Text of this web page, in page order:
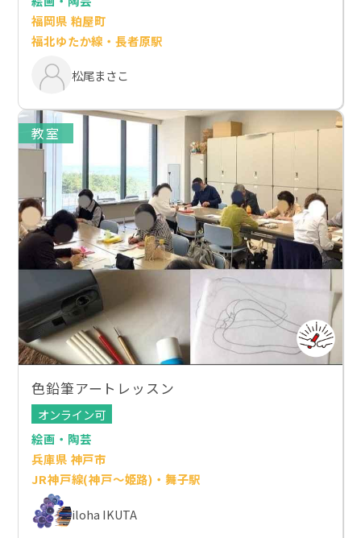
福岡県 粕屋町
福北ゆたか線・長者原駅
松尾まさこ
教室
色鉛筆アートレッスン
オンライン可
絵画・陶芸
兵庫県 神戸市
JR神戸線(神戸～姫路)・舞子駅
iloha IKUTA